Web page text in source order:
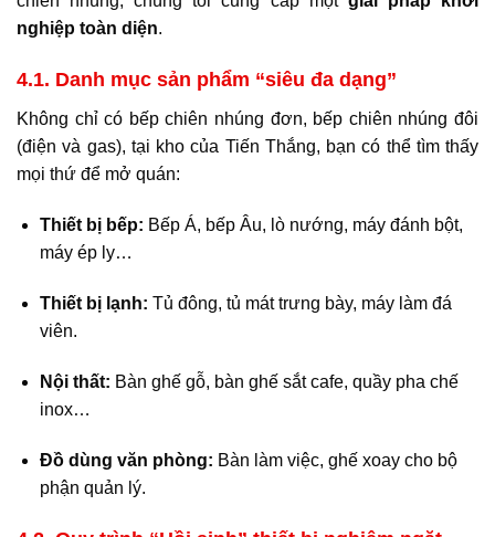
nghiệp toàn diện.
4.1. Danh mục sản phẩm “siêu đa dạng”
Không chỉ có bếp chiên nhúng đơn, bếp chiên nhúng đôi
(điện và gas), tại kho của Tiến Thắng, bạn có thể tìm thấy
mọi thứ để mở quán:
Thiết bị bếp: Bếp Á, bếp Âu, lò nướng, máy đánh bột,
máy ép ly…
Thiết bị lạnh: Tủ đông, tủ mát trưng bày, máy làm đá
viên.
Nội thất: Bàn ghế gỗ, bàn ghế sắt cafe, quầy pha chế
inox…
Đồ dùng văn phòng: Bàn làm việc, ghế xoay cho bộ
phận quản lý.